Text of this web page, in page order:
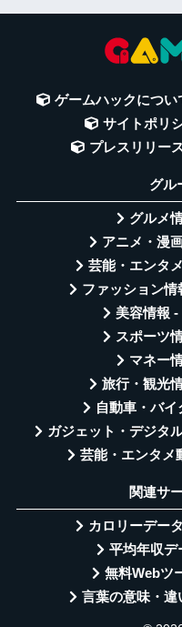
ゲームハックについ
サイトポリ
プレスリリー
グル
グルメ
アニメ・漫
芸能・エンタ
ファッション情
美容情報 -
スポーツ
マネー
旅行・観光
自動車・バ
ガジェット・デジタ
芸能・エンタメ
関連サ
カロリーデー
平均年収デ
無料Webツ
言葉の意味・違